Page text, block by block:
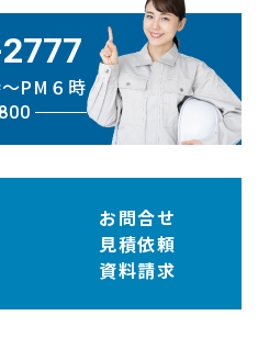
PM６時
お問合せ
見積依頼
資料請求